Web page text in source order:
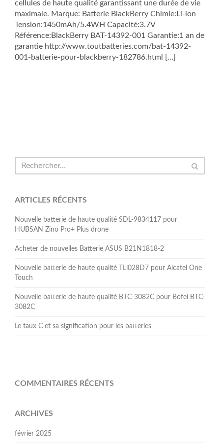
cellules de haute qualité garantissant une durée de vie
maximale. Marque: Batterie BlackBerry Chimie:Li-ion
Tension:1450mAh/5.4WH Capacité:3.7V
Référence:BlackBerry BAT-14392-001 Garantie:1 an de
garantie http://www.toutbatteries.com/bat-14392-
001-batterie-pour-blackberry-182786.html […]
ARTICLES RÉCENTS
Nouvelle batterie de haute qualité SDL-9834117 pour
HUBSAN Zino Pro+ Plus drone
Acheter de nouvelles Batterie ASUS B21N1818-2
Nouvelle batterie de haute qualité TLi028D7 pour Alcatel One
Touch
Nouvelle batterie de haute qualité BTC-3082C pour Bofei BTC-
3082C
Le taux C et sa signification pour les batteries
COMMENTAIRES RÉCENTS
ARCHIVES
février 2025